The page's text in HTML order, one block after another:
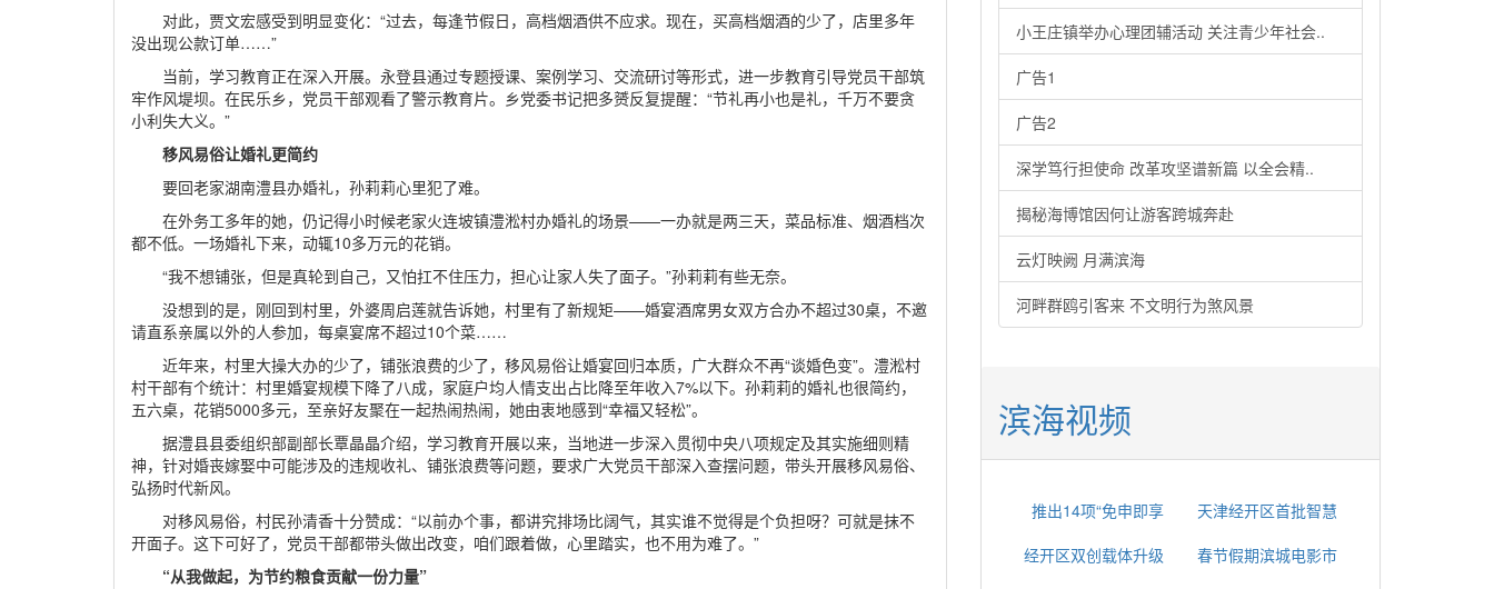
对此，贾文宏感受到明显变化：“过去，每逢节假日，高档烟酒供不应求。现在，买高档烟酒的少了，店里多年
没出现公款订单……”
当前，学习教育正在深入开展。永登县通过专题授课、案例学习、交流研讨等形式，进一步教育引导党员干部筑
牢作风堤坝。在民乐乡，党员干部观看了警示教育片。乡党委书记把多赟反复提醒：“节礼再小也是礼，千万不要贪
小利失大义。”
移风易俗让婚礼更简约
要回老家湖南澧县办婚礼，孙莉莉心里犯了难。
在外务工多年的她，仍记得小时候老家火连坡镇澧淞村办婚礼的场景——一办就是两三天，菜品标准、烟酒档次
都不低。一场婚礼下来，动辄10多万元的花销。
“我不想铺张，但是真轮到自己，又怕扛不住压力，担心让家人失了面子。”孙莉莉有些无奈。
没想到的是，刚回到村里，外婆周启莲就告诉她，村里有了新规矩——婚宴酒席男女双方合办不超过30桌，不邀
请直系亲属以外的人参加，每桌宴席不超过10个菜……
近年来，村里大操大办的少了，铺张浪费的少了，移风易俗让婚宴回归本质，广大群众不再“谈婚色变”。澧淞村
村干部有个统计：村里婚宴规模下降了八成，家庭户均人情支出占比降至年收入7%以下。孙莉莉的婚礼也很简约，
五六桌，花销5000多元，至亲好友聚在一起热闹热闹，她由衷地感到“幸福又轻松”。
据澧县县委组织部副部长覃晶晶介绍，学习教育开展以来，当地进一步深入贯彻中央八项规定及其实施细则精
神，针对婚丧嫁娶中可能涉及的违规收礼、铺张浪费等问题，要求广大党员干部深入查摆问题，带头开展移风易俗、
弘扬时代新风。
对移风易俗，村民孙清香十分赞成：“以前办个事，都讲究排场比阔气，其实谁不觉得是个负担呀？可就是抹不
开面子。这下可好了，党员干部都带头做出改变，咱们跟着做，心里踏实，也不用为难了。”
“从我做起，为节约粮食贡献一份力量”
小王庄镇举办心理团辅活动 关注青少年社会..
广告1
广告2
深学笃行担使命 改革攻坚谱新篇 以全会精..
揭秘海博馆因何让游客跨城奔赴
云灯映阙 月满滨海
河畔群鸥引客来 不文明行为煞风景
滨海视频
推出14项“免申即享
天津经开区首批智慧
经开区双创载体升级
春节假期滨城电影市